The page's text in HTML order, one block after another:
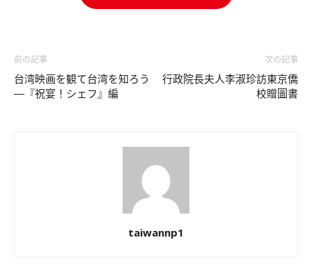
前の記事
台湾映画を観て台湾を知ろう
―『祝宴！シェフ』編
次の記事
行政院長夫人李淑珍訪東京僑
校贈圖書
taiwannp1